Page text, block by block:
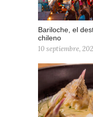
Bariloche, el
chileno
10 septiembre,